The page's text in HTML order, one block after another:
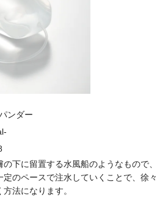
ンダー
下に留置する水風船のようなもので、
のペースで注水していくことで、徐々
法になります。